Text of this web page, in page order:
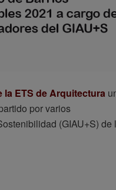
ETS de Arquitectura
por varios
(GIAU+S) de